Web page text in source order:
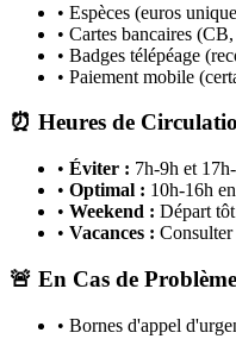
• Espèces (euros
• Cartes bancaires
• Badges télépéage
• Paiement mobile
⏰ Heures de
• Éviter : 7h-9h et
• Optimal : 10h-16h
• Weekend : Départ
• Vacances :
🚨 En Cas de Problème
• Bornes d'appel